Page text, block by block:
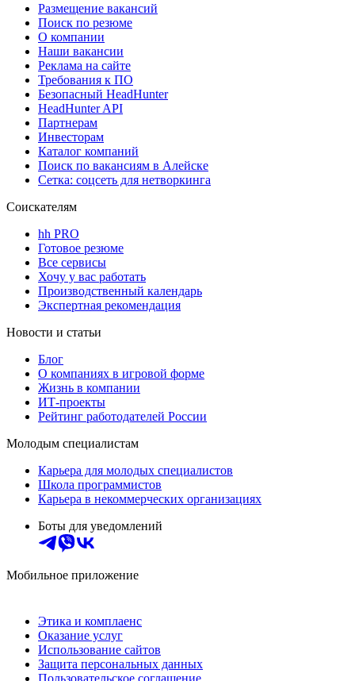
Размещение вакансий
Поиск по резюме
О компании
Наши вакансии
Реклама на сайте
Требования к ПО
Безопасный HeadHunter
HeadHunter API
Партнерам
Инвесторам
Каталог компаний
Поиск по вакансиям в Алейске
Сетка: соцсеть для нетворкинга
Соискателям
hh PRO
Готовое резюме
Все сервисы
Хочу у вас работать
Производственный календарь
Экспертная рекомендация
Новости и статьи
Блог
О компаниях в игровой форме
Жизнь в компании
ИТ-проекты
Рейтинг работодателей России
Молодым специалистам
Карьера для молодых специалистов
Школа программистов
Карьера в некоммерческих организациях
Боты для уведомлений
Мобильное приложение
Этика и комплаенс
Оказание услуг
Использование сайтов
Защита персональных данных
Пользовательское соглашение